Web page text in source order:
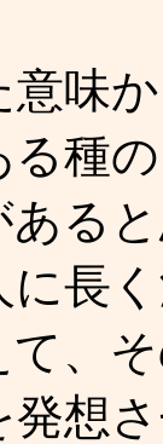
意味
る種
ある
に長
て、
発想